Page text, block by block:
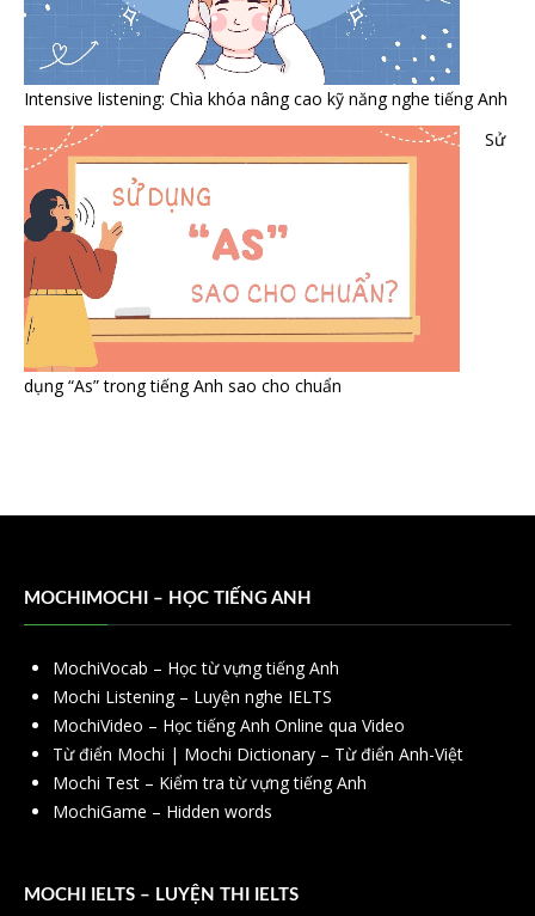
Intensive listening: Chìa khóa nâng cao kỹ năng nghe tiếng Anh
Sử
dụng “As” trong tiếng Anh sao cho chuẩn
MOCHIMOCHI – HỌC TIẾNG ANH
MochiVocab – Học từ vựng tiếng Anh
Mochi Listening – Luyện nghe IELTS
MochiVideo – Học tiếng Anh Online qua Video
Từ điển Mochi | Mochi Dictionary – Từ điển Anh-Việt
Mochi Test – Kiểm tra từ vựng tiếng Anh
MochiGame – Hidden words
MOCHI IELTS – LUYỆN THI IELTS